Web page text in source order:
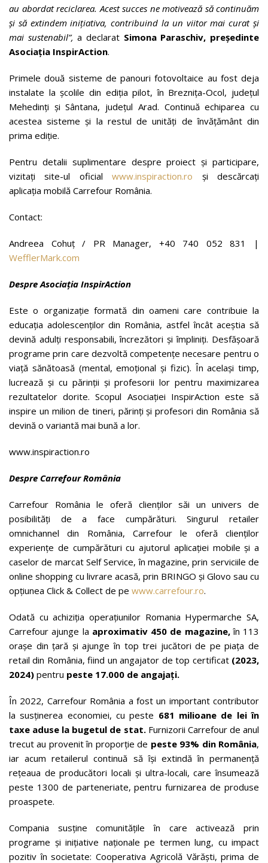
au abordat reciclarea. Acest succes ne motivează să continuăm
și să extindem inițiativa, contribuind la un viitor mai curat și
mai sustenabil”, a declarat Simona Paraschiv, președinte
Asociația InspirAction.
Primele două sisteme de panouri fotovoltaice au fost deja
instalate la școlile din ediția pilot, în Breznița-Ocol, județul
Mehedinți și Sântana, județul Arad. Continuă echiparea cu
acestea sisteme și la restul de unități de învățământ din
prima ediție.
Pentru detalii suplimentare despre proiect și participare,
vizitați site-ul oficialwww.inspiraction.ro și descărcați
aplicația mobilă Carrefour România.
Contact:
Andreea Cohuț / PR Manager, +40 740 052 831 |
WefflerMark.com
Despre Asociația InspirAction
Este o organizație formată din oameni care contribuie la
educația adolescenților din România, astfel încât aceștia să
devină adulți responsabili, încrezători și împliniți. Desfășoară
programe prin care dezvoltă competențe necesare pentru o
viață sănătoasă (mental, emoțional și fizic). În același timp,
lucrează și cu părinții și profesorii lor pentru maximizarea
rezultatelor dorite. Scopul Asociației InspirAction este să
inspire un milion de tineri, părinți și profesori din România să
devină o variantă mai bună a lor.
www.inspiraction.ro
Despre Carrefour România
Carrefour România le oferă clienților săi un univers de
posibilități de a face cumpărături. Singurul retailer
omnichannel din România, Carrefour le oferă clienților
experiențe de cumpărături cu ajutorul aplicației mobile și a
caselor de marcat Self Service, în magazine, prin serviciile de
online shopping cu livrare acasă, prin BRINGO și Glovo sau cu
opțiunea Click & Collect de pe www.carrefour.ro.
Odată cu achiziția operațiunilor Romania Hypermarche SA,
Carrefour ajunge la aproximativ 450 de magazine,în 113
orașe din țară și ajunge în top trei jucători de pe piața de
retail din România, fiind un angajator de top certificat (2023,
2024) pentru peste 17.000 de angajați.
În 2022, Carrefour România a fost un important contributor
la susținerea economiei, cu peste 681 milioane de lei în
taxe aduse la bugetul de stat. Furnizorii Carrefour de anul
trecut au provenit în proporție de peste 93% din România,
iar acum retailerul continuă să își extindă în permanență
rețeaua de producători locali și ultra-locali, care însumează
peste 1300 de parteneriate, pentru furnizarea de produse
proaspete.
Compania susține comunitățile în care activează prin
programe și inițiative naționale pe termen lung, cu impact
pozitiv în societate: Cooperativa Agricolă Vărăști, prima de